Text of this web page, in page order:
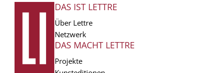
FUSSZEILE
DAS IST LETTRE
Über Lettre
Netzwerk
DAS MACHT LETTRE
Projekte